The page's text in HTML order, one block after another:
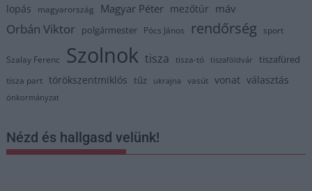
lopás magyarország Magyar Péter mezőtúr máv
Orbán Viktor polgármester Pócs János rendőrség sport
Szalay Ferenc Szolnok tisza tisza-tó tiszaföldvár tiszafüred
tisza part törökszentmiklós tűz ukrajna vasút vonat választás
önkormányzat
Nézd és hallgasd velünk!